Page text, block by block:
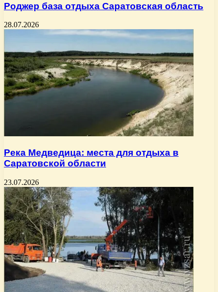
Роджер база отдыха Саратовская область
28.07.2026
Река Медведица: места для отдыха в
Саратовской области
23.07.2026